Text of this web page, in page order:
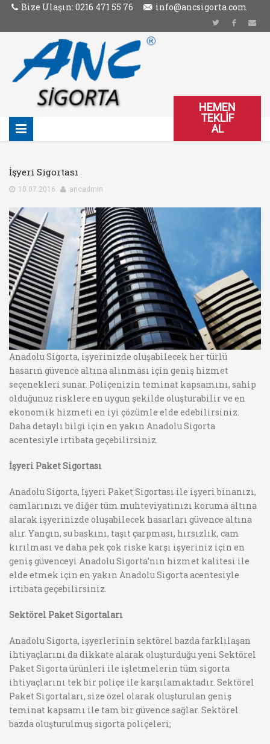
Bize Ulaşın: 0216 471 55 76 info@ancsigorta.com
HEMEN
TEKLIF
AL
İşyeri Sigortası
10.07.2016 ancadmin
Anadolu Sigorta, işyerinizde oluşabilecek her türlü
hasarın güvence altına alınması için geniş hizmet
seçenekleri sunar. Poliçenizin teminat kapsamını, sahip
olduğunuz risklere en uygun şekilde oluşturabilir ve en
ekonomik hizmeti en iyi çözümle elde edebilirsiniz.
Daha detaylı bilgi için en yakın Anadolu Sigorta
acentesiyle irtibata geçebilirsiniz.
İşyeri Paket Sigortası
Anadolu Sigorta, İşyeri Paket Sigortası ile işyeri binanızı,
camlarınızı ve diğer tüm muhteviyatınızı koruma altına
alarak işyerinizde oluşabilecek hasarları güvence altına
alır. Yangın, su baskını, taşıt çarpması, hırsızlık, cam
kırılması ve daha pek çok riske karşı işyeriniz için en
geniş güvenceyi Anadolu Sigorta’nın hizmet kalitesi ile
elde etmek için en yakın Anadolu Sigorta acentesiyle
irtibata geçebilirsiniz.
Sektörel Paket Sigortaları
Anadolu Sigorta, işyerlerinin sektörel bazda farklılaşan
ihtiyaçlarını da dikkate alarak oluşturduğu yeni Sektörel
Paket Sigorta ürünleri ile işletmelerin tüm sigorta
ihtiyaçlarını tek bir poliçe ile karşılamaktadır. Sektörel
Paket Sigortaları, size özel olarak oluşturulan geniş
teminat kapsamı ile tam bir güvence sağlar. Sektörel
bazda oluşturulmuş sigorta poliçeleri;